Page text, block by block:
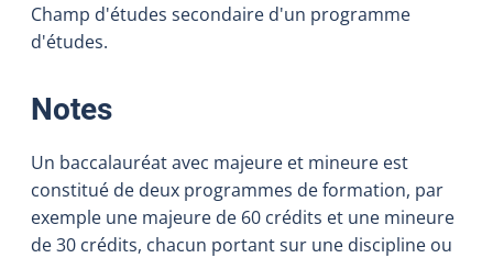
Champ d'études secondaire d'un programme
d'études.
Notes:
Un baccalauréat avec majeure et mineure est
constitué de deux programmes de formation, par
exemple une majeure de 60 crédits et une mineure
de 30 crédits, chacun portant sur une discipline ou